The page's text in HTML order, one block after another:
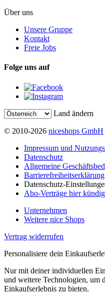
Über uns
Unsere Gruppe
Kontakt
Freie Jobs
Folge uns auf
Land ändern
© 2010-2026 niceshops GmbH
Impressum und
Datenschutz
Allgemeine
Barrierefreiheitserklärung
Datenschutz-
Abo-Verträge hier
Unternehmen
Weitere nice Shops
Vertrag widerrufen
Personalisiere dein
Nur mit deiner individuellen
und weitere Technologien, um
Einkaufserlebnis zu bieten.